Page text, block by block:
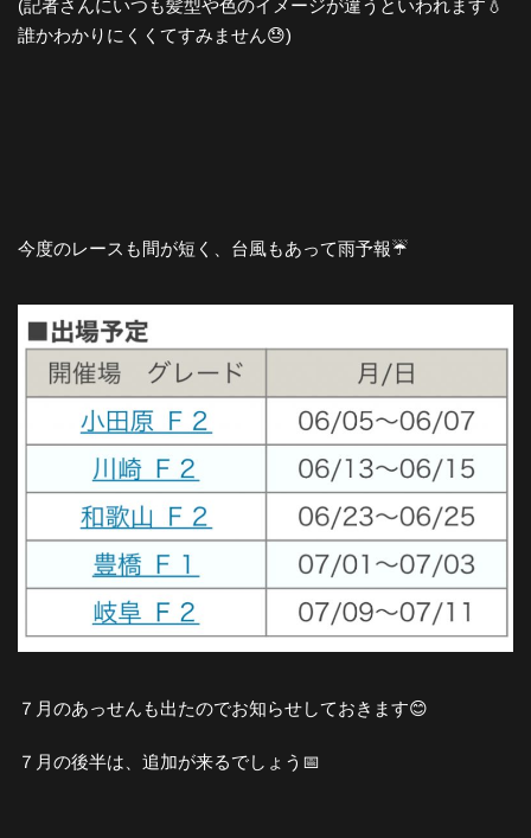
(記者さんにいつも髪型や色のイメージが違うといわれます💧
誰かわかりにくくてすみません😓)
今度のレースも間が短く、台風もあって雨予報☔
７月のあっせんも出たのでお知らせしておきます😊
７月の後半は、追加が来るでしょう📅